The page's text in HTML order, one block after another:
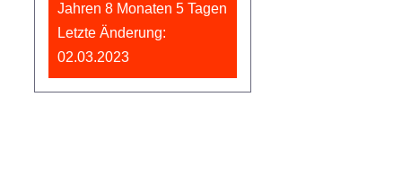
Jahren 8 Monaten 5 Tagen
Letzte Änderung:
02.03.2023